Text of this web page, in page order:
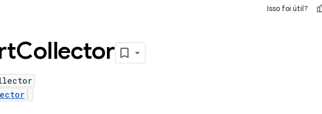
Isso foi útil?
Collector